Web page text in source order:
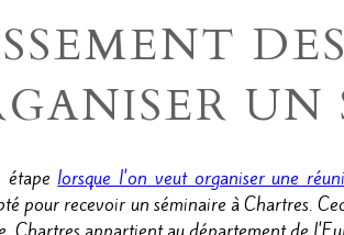
UN
étape lorsque l'on veut organiser une
pour recevoir un séminaire à Chartres.